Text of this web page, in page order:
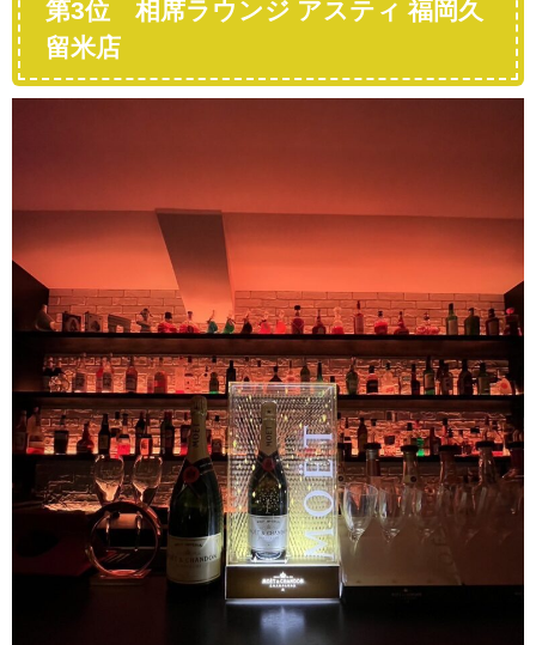
第3位 相席ラウンジ アスティ 福岡久
留米店